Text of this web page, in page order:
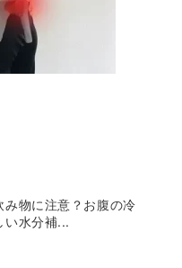
み物に注意？お腹の冷
い水分補...